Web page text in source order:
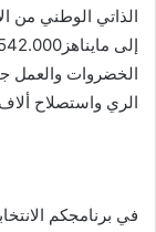
الخضروات والعمل
الري واستصلاح
في برنامجكم